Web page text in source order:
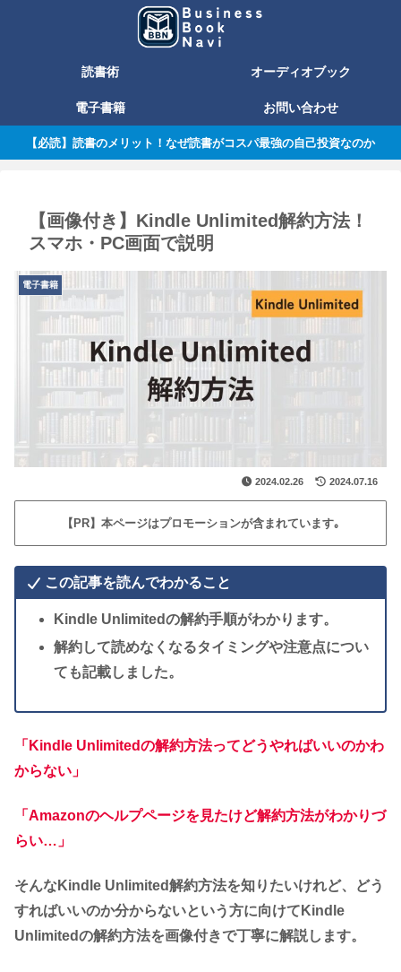
読書術 オーディオブック
電子書籍 お問い合わせ
【必読】読書のメリット！なぜ読書がコスパ最強の自己投資なのか
【画像付き】Kindle Unlimited解約方法！
スマホ・PC画面で説明
電子書籍
2024.02.26 2024.07.16
【PR】本ページはプロモーションが含まれています｡
この記事を読んでわかること
Kindle Unlimitedの解約手順がわかります。
解約して読めなくなるタイミングや注意点につい
ても記載しました。
「Kindle Unlimitedの解約方法ってどうやればいいのかわ
からない」
「Amazonのヘルプページを見たけど解約方法がわかりづ
らい…」
そんなKindle Unlimited解約方法を知りたいけれど、どう
すればいいのか分からないという方に向けてKindle
Unlimitedの解約方法を画像付きで丁寧に解説します。